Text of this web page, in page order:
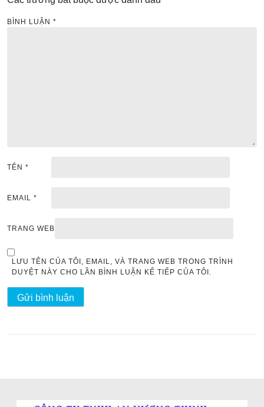
BÌNH LUẬN *
TÊN *
EMAIL *
TRANG WEB
LƯU TÊN CỦA TÔI, EMAIL, VÀ TRANG WEB TRONG TRÌNH
DUYỆT NÀY CHO LẦN BÌNH LUẬN KẾ TIẾP CỦA TÔI.